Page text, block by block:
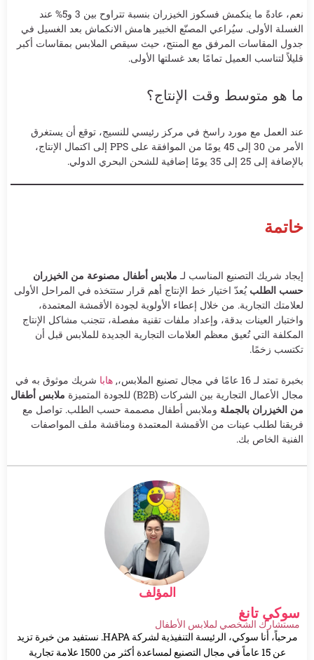
نعم، عادةً ما ينكمش فسكوز الخيزران بنسبة تتراوح بين 3 و5% عند
الغسلة الأولى. سيُراعي المصنّع الخبير هامش الانكماش بعد الغسيل في
جدول المقاسات المرفق مع المنتج، حيث سيقص الملابس بمقاسات أكبر
قليلاً لتناسب العميل تمامًا بعد غسلتها الأولى.
ما هو متوسط وقت الإنتاج؟
عند العمل مع مورد راسخ في مركز رئيسي للنسيج، توقع أن يستغرق
الأمر من 30 إلى 45 يومًا من الموافقة على PPS إلى اكتمال الإنتاج،
بالإضافة إلى 25 إلى 35 يومًا إضافية للشحن البحري الدولي.
خاتمة
إيجاد شريك التصنيع المناسب لـ ملابس أطفال مصنوعة من الخيزران
حسب الطلب يُعدّ اختيار خط الإنتاج أهم قرار ستتخذه في المراحل الأولى
لعلامتك التجارية. من خلال إعطاء الأولوية لجودة الأقمشة المعتمدة،
واختبار العينات بدقة، وإعداد ملفات تقنية مفصلة، تتجنب مشاكل الإنتاج
المكلفة التي تُعيق معظم العلامات التجارية الجديدة للملابس قبل أن
تكتسب زخمًا.
بخبرة تمتد لـ 16 عامًا في مجال تصنيع الملابس،, هابا شريك موثوق به في
مجال الأعمال التجارية بين الشركات (B2B) للجودة المتميزة
ملابس أطفال
من الخيزران بالجملة وملابس أطفال مصممة حسب الطلب. تواصل مع
فريقنا لطلب عينات من الأقمشة المعتمدة ومناقشة ملف المواصفات
الفنية الخاص بك.
المؤلف
سوكي تانغ
مستشارك الشخصي لملابس الأطفال
مرحباً، أنا سوكي، الرئيسة التنفيذية لشركة HAPA. نستفيد من خبرة تزيد
عن 15 عاماً في مجال التصنيع لمساعدة أكثر من 1500 علامة تجارية